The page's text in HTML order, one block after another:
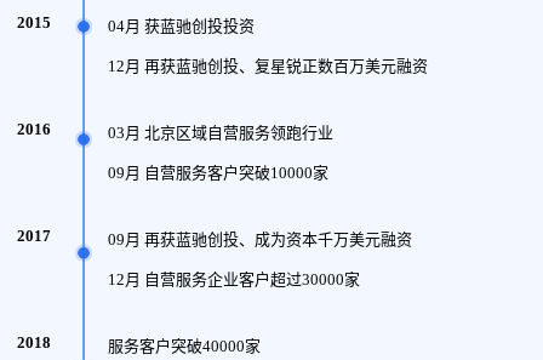
2015 04月 获蓝驰创投投资
12月 再获蓝驰创投、复星锐正数百万美元融资
2016 03月 北京区域自营服务领跑行业
09月 自营服务客户突破10000家
2017 09月 再获蓝驰创投、成为资本千万美元融资
12月 自营服务企业客户超过30000家
2018 服务客户突破40000家